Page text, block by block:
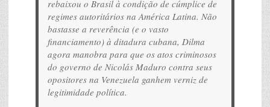
rebaixou o Brasil à condição de cúmplice de
regimes autoritários na América Latina. Não
bastasse a reverência (e o vasto
financiamento) à ditadura cubana, Dilma
agora manobra para que os atos criminosos
do governo de Nicolás Maduro contra seus
opositores na Venezuela ganhem verniz de
legitimidade política.